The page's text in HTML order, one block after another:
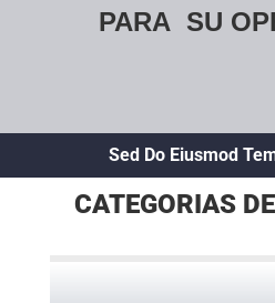
PARA SU
Sed Do Eiusmod
CATEGORIAS